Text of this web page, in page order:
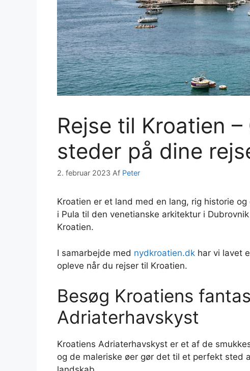
Rejse til Kroatien
steder på dine
2. februar 2023 Af Peter
Kroatien er et land med en lang, rig historie
i Pula til den venetianske arkitektur i
Kroatien.
I samarbejde med nydkroatien.dk har vi lavet
opleve når du rejser til Kroatien.
Besøg Kroatiens
Adriaterhavskyst
Kroatiens Adriaterhavskyst er et af de
og de maleriske øer gør det til et perfekt sted